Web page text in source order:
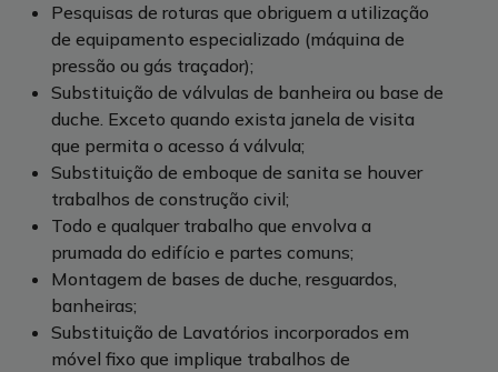
Pesquisas de roturas que obriguem a utilização
de equipamento especializado (máquina de
pressão ou gás traçador);
Substituição de válvulas de banheira ou base de
duche. Exceto quando exista janela de visita
que permita o acesso á válvula;
Substituição de emboque de sanita se houver
trabalhos de construção civil;
Todo e qualquer trabalho que envolva a
prumada do edifício e partes comuns;
Montagem de bases de duche, resguardos,
banheiras;
Substituição de Lavatórios incorporados em
móvel fixo que implique trabalhos de